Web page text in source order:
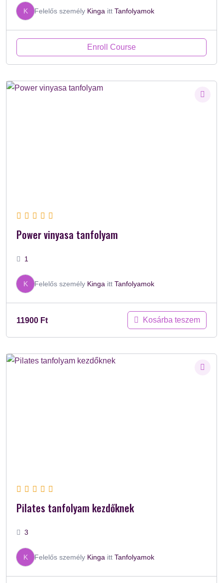
K Felelős személy Kinga itt Tanfolyamok
Enroll Course
Power vinyasa tanfolyam
1
K Felelős személy Kinga itt Tanfolyamok
11900 Ft Kosárba teszem
Pilates tanfolyam kezdőknek
3
K Felelős személy Kinga itt Tanfolyamok